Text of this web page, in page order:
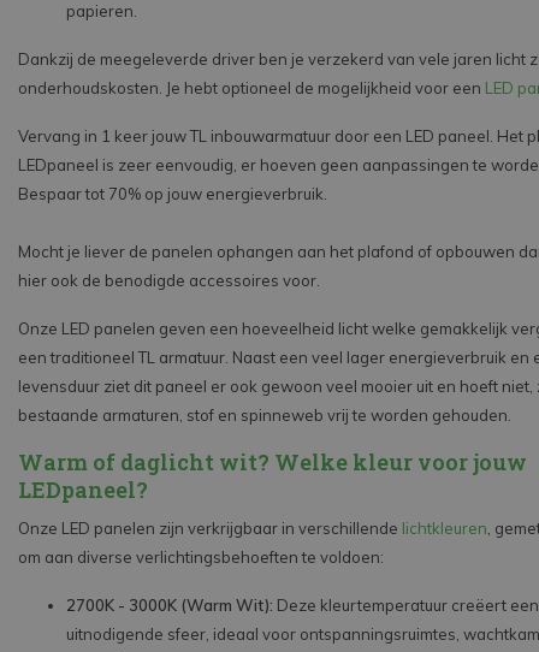
papieren.
Dankzij de meegeleverde driver ben je verzekerd van vele jaren licht
onderhoudskosten. Je hebt optioneel de mogelijkheid voor een LED
Vervang in 1 keer jouw TL inbouwarmatuur door een LED paneel. Het
LEDpaneel is zeer eenvoudig, er hoeven geen aanpassingen te
Bespaar tot 70% op jouw energieverbruik.
Mocht je liever de panelen ophangen aan het plafond of opbouwen
hier ook de benodigde accessoires voor.
Onze LED panelen geven een hoeveelheid licht welke gemakkelijk
een traditioneel TL armatuur. Naast een veel lager energieverbruik en
levensduur ziet dit paneel er ook gewoon veel mooier uit en hoeft niet,
bestaande armaturen, stof en spinneweb vrij te worden gehouden.
Warm of daglicht wit? Welke kleur voor jouw
LEDpaneel?
Onze LED panelen zijn verkrijgbaar in verschillende lichtkleuren ,
om aan diverse verlichtingsbehoeften te voldoen:
2700K - 3000K (Warm Wit): Deze kleurtemperatuur creëert
uitnodigende sfeer, ideaal voor ontspanningsruimtes,